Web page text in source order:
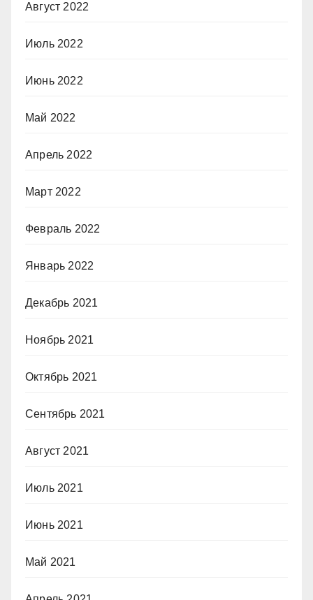
Август 2022
Июль 2022
Июнь 2022
Май 2022
Апрель 2022
Март 2022
Февраль 2022
Январь 2022
Декабрь 2021
Ноябрь 2021
Октябрь 2021
Сентябрь 2021
Август 2021
Июль 2021
Июнь 2021
Май 2021